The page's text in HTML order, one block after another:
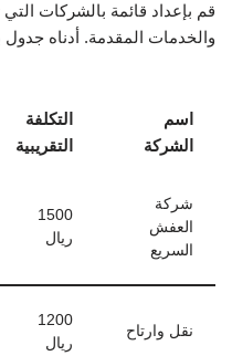
قم بإعداد قائمة بالشركات
والخدمات المقدمة. أدناه جدول
اسم
الشركة
التكلفة
التقريبية
شركة
العفش
السريع
1500
ريال
نقل وارتاح
1200
ريال